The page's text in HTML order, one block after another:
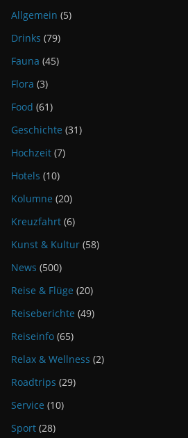
Allgemein (5)
Drinks (79)
Fauna (45)
Flora (3)
Food (61)
Geschichte (31)
Hochzeit (7)
Hotels (10)
Kolumne (20)
Kreuzfahrt (6)
Kunst & Kultur (58)
News (500)
Reise & Flüge (20)
Reiseberichte (49)
Reiseinfo (65)
Relax & Wellness (2)
Roadtrips (29)
Service (10)
Sport (28)